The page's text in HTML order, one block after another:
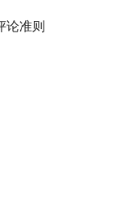
论准则